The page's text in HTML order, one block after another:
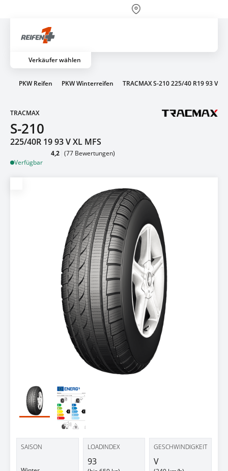
Über 700 Partnerwerkstätten
Verkäufer wählen
PKW Reifen PKW Winterreifen TRACMAX S-210 225/40 R19 93 V
TRACMAX
S-210
225/40R 19 93 V XL MFS
4,2 (77 Bewertungen)
Verfügbar
SAISON LOADINDEX
93
GESCHWINDIGKEIT
V